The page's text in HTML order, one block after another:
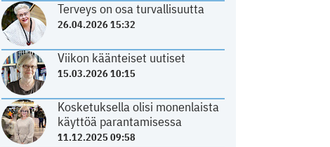
Terveys on osa turvallisuutta
26.04.2026 15:32
Viikon käänteiset uutiset
15.03.2026 10:15
Kosketuksella olisi monenlaista
käyttöä parantamisessa
11.12.2025 09:58